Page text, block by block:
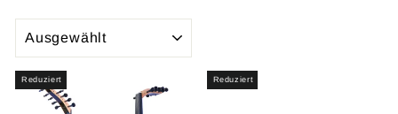
Reduziert Reduziert